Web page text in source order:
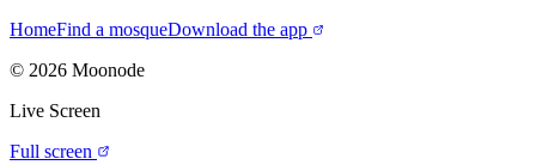
HomeFind a mosqueDownload the app
© 2026 Moonode
Live Screen
Full screen